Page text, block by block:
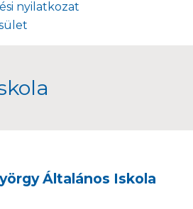
nyilatkozat
Általános Iskola